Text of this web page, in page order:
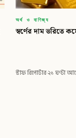
অর্থ ও বাণিজ্য
স্বর্ণের দাম ভরিতে
স্টাফ রিপোর্টার·২১ ঘণ্টা